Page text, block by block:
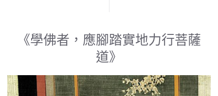
《學佛者，應腳踏實地力行菩薩
道》